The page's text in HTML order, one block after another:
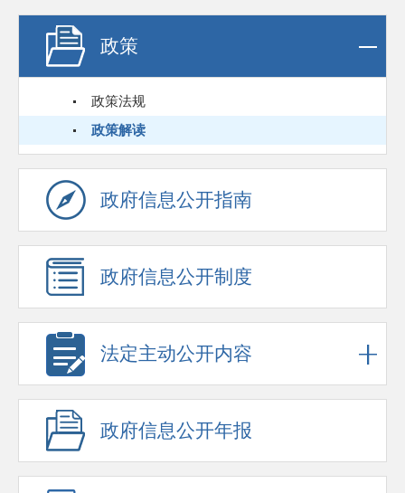
政策
政策法规
政策解读
政府信息公开指南
政府信息公开制度
法定主动公开内容
政府信息公开年报